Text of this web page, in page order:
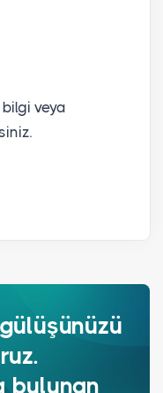
veya
gülüşünüzü
bulunan